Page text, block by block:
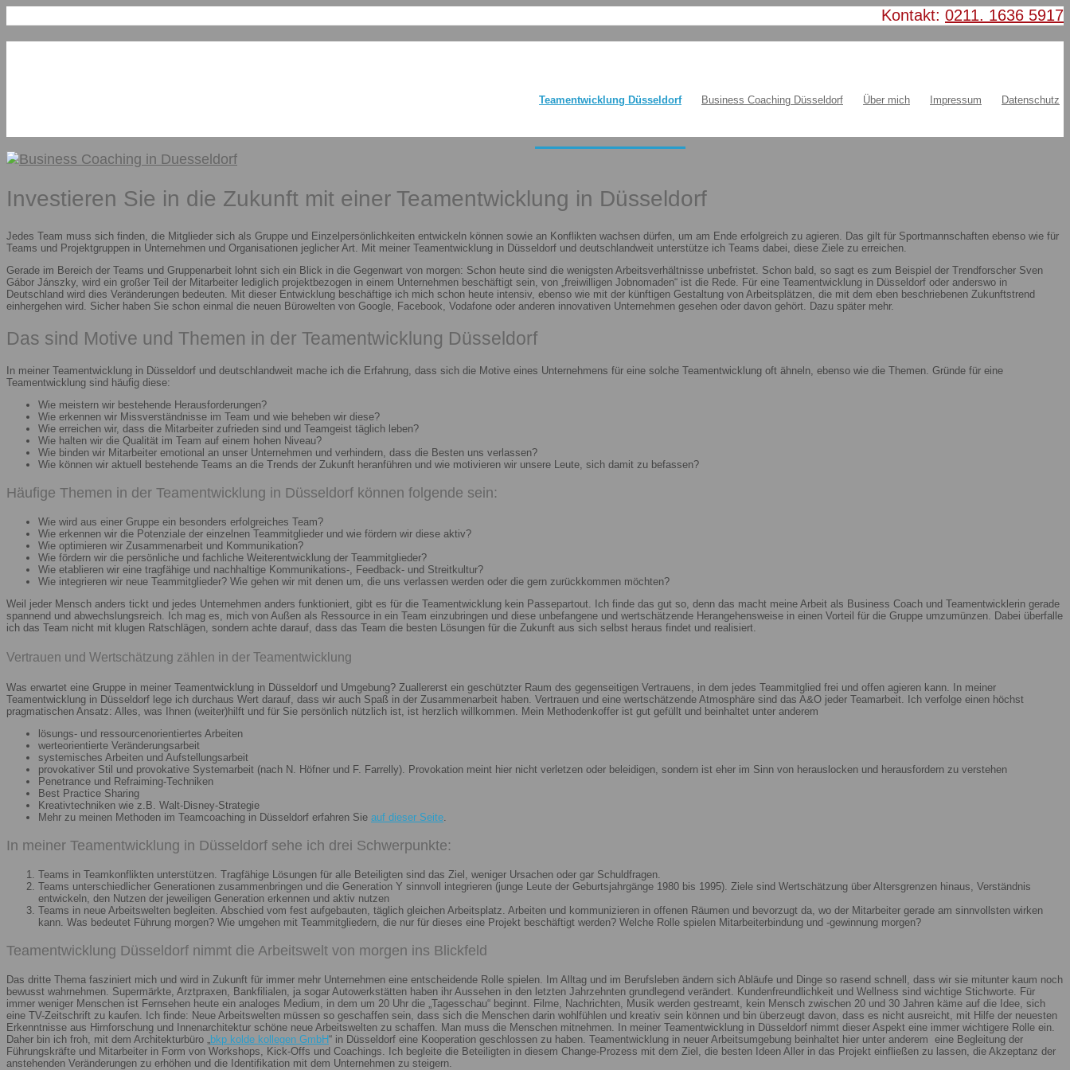
Kontakt: 0211. 1636 5917
Teamentwicklung Düsseldorf Business Coaching Düsseldorf Über mich Impressum Datenschutz
Investieren Sie in die Zukunft mit einer Teamentwicklung in Düsseldorf
Jedes Team muss sich finden, die Mitglieder sich als Gruppe und Einzelpersönlichkeiten entwickeln können sowie an Konflikten wachsen dürfen, um am Ende erfolgreich zu agieren. Das gilt für Sportmannschaften ebenso wie für
Teams und Projektgruppen in Unternehmen und Organisationen jeglicher Art. Mit meiner Teamentwicklung in Düsseldorf und deutschlandweit unterstütze ich Teams dabei, diese Ziele zu erreichen.
Gerade im Bereich der Teams und Gruppenarbeit lohnt sich ein Blick in die Gegenwart von morgen: Schon heute sind die wenigsten Arbeitsverhältnisse unbefristet. Schon bald, so sagt es zum Beispiel der Trendforscher Sven
Gábor Jánszky, wird ein großer Teil der Mitarbeiter lediglich projektbezogen in einem Unternehmen beschäftigt sein, von „freiwilligen Jobnomaden“ ist die Rede. Für eine Teamentwicklung in Düsseldorf oder anderswo in
Deutschland wird dies Veränderungen bedeuten. Mit dieser Entwicklung beschäftige ich mich schon heute intensiv, ebenso wie mit der künftigen Gestaltung von Arbeitsplätzen, die mit dem eben beschriebenen Zukunftstrend
einhergehen wird. Sicher haben Sie schon einmal die neuen Bürowelten von Google, Facebook, Vodafone oder anderen innovativen Unternehmen gesehen oder davon gehört. Dazu später mehr.
Das sind Motive und Themen in der Teamentwicklung Düsseldorf
In meiner Teamentwicklung in Düsseldorf und deutschlandweit mache ich die Erfahrung, dass sich die Motive eines Unternehmens für eine solche Teamentwicklung oft ähneln, ebenso wie die Themen. Gründe für eine
Teamentwicklung sind häufig diese:
Wie meistern wir bestehende Herausforderungen?
Wie erkennen wir Missverständnisse im Team und wie beheben wir diese?
Wie erreichen wir, dass die Mitarbeiter zufrieden sind und Teamgeist täglich leben?
Wie halten wir die Qualität im Team auf einem hohen Niveau?
Wie binden wir Mitarbeiter emotional an unser Unternehmen und verhindern, dass die Besten uns verlassen?
Wie können wir aktuell bestehende Teams an die Trends der Zukunft heranführen und wie motivieren wir unsere Leute, sich damit zu befassen?
Häufige Themen in der Teamentwicklung in Düsseldorf können folgende sein:
Wie wird aus einer Gruppe ein besonders erfolgreiches Team?
Wie erkennen wir die Potenziale der einzelnen Teammitglieder und wie fördern wir diese aktiv?
Wie optimieren wir Zusammenarbeit und Kommunikation?
Wie fördern wir die persönliche und fachliche Weiterentwicklung der Teammitglieder?
Wie etablieren wir eine tragfähige und nachhaltige Kommunikations-, Feedback- und Streitkultur?
Wie integrieren wir neue Teammitglieder? Wie gehen wir mit denen um, die uns verlassen werden oder die gern zurückkommen möchten?
Weil jeder Mensch anders tickt und jedes Unternehmen anders funktioniert, gibt es für die Teamentwicklung kein Passepartout. Ich finde das gut so, denn das macht meine Arbeit als Business Coach und Teamentwicklerin gerade
spannend und abwechslungsreich. Ich mag es, mich von Außen als Ressource in ein Team einzubringen und diese unbefangene und wertschätzende Herangehensweise in einen Vorteil für die Gruppe umzumünzen. Dabei überfalle
ich das Team nicht mit klugen Ratschlägen, sondern achte darauf, dass das Team die besten Lösungen für die Zukunft aus sich selbst heraus findet und realisiert.
Vertrauen und Wertschätzung zählen in der Teamentwicklung
Was erwartet eine Gruppe in meiner Teamentwicklung in Düsseldorf und Umgebung? Zuallererst ein geschützter Raum des gegenseitigen Vertrauens, in dem jedes Teammitglied frei und offen agieren kann. In meiner
Teamentwicklung in Düsseldorf lege ich durchaus Wert darauf, dass wir auch Spaß in der Zusammenarbeit haben. Vertrauen und eine wertschätzende Atmosphäre sind das A&O jeder Teamarbeit. Ich verfolge einen höchst
pragmatischen Ansatz: Alles, was Ihnen (weiter)hilft und für Sie persönlich nützlich ist, ist herzlich willkommen. Mein Methodenkoffer ist gut gefüllt und beinhaltet unter anderem
lösungs- und ressourcenorientiertes Arbeiten
werteorientierte Veränderungsarbeit
systemisches Arbeiten und Aufstellungsarbeit
provokativer Stil und provokative Systemarbeit (nach N. Höfner und F. Farrelly). Provokation meint hier nicht verletzen oder beleidigen, sondern ist eher im Sinn von herauslocken und herausfordern zu verstehen
Penetrance und Refraiming-Techniken
Best Practice Sharing
Kreativtechniken wie z.B. Walt-Disney-Strategie
Mehr zu meinen Methoden im Teamcoaching in Düsseldorf erfahren Sie auf dieser Seite.
In meiner Teamentwicklung in Düsseldorf sehe ich drei Schwerpunkte:
Teams in Teamkonflikten unterstützen. Tragfähige Lösungen für alle Beteiligten sind das Ziel, weniger Ursachen oder gar Schuldfragen.
Teams unterschiedlicher Generationen zusammenbringen und die Generation Y sinnvoll integrieren (junge Leute der Geburtsjahrgänge 1980 bis 1995). Ziele sind Wertschätzung über Altersgrenzen hinaus, Verständnis
entwickeln, den Nutzen der jeweiligen Generation erkennen und aktiv nutzen
Teams in neue Arbeitswelten begleiten. Abschied vom fest aufgebauten, täglich gleichen Arbeitsplatz. Arbeiten und kommunizieren in offenen Räumen und bevorzugt da, wo der Mitarbeiter gerade am sinnvollsten wirken
kann. Was bedeutet Führung morgen? Wie umgehen mit Teammitgliedern, die nur für dieses eine Projekt beschäftigt werden? Welche Rolle spielen Mitarbeiterbindung und -gewinnung morgen?
Teamentwicklung Düsseldorf nimmt die Arbeitswelt von morgen ins Blickfeld
Das dritte Thema fasziniert mich und wird in Zukunft für immer mehr Unternehmen eine entscheidende Rolle spielen. Im Alltag und im Berufsleben ändern sich Abläufe und Dinge so rasend schnell, dass wir sie mitunter kaum noch
bewusst wahrnehmen. Supermärkte, Arztpraxen, Bankfilialen, ja sogar Autowerkstätten haben ihr Aussehen in den letzten Jahrzehnten grundlegend verändert. Kundenfreundlichkeit und Wellness sind wichtige Stichworte. Für
immer weniger Menschen ist Fernsehen heute ein analoges Medium, in dem um 20 Uhr die „Tagesschau“ beginnt. Filme, Nachrichten, Musik werden gestreamt, kein Mensch zwischen 20 und 30 Jahren käme auf die Idee, sich
eine TV-Zeitschrift zu kaufen. Ich finde: Neue Arbeitswelten müssen so geschaffen sein, dass sich die Menschen darin wohlfühlen und kreativ sein können und bin überzeugt davon, dass es nicht ausreicht, mit Hilfe der neuesten
Erkenntnisse aus Hirnforschung und Innenarchitektur schöne neue Arbeitswelten zu schaffen. Man muss die Menschen mitnehmen. In meiner Teamentwicklung in Düsseldorf nimmt dieser Aspekt eine immer wichtigere Rolle ein.
Daher bin ich froh, mit dem Architekturbüro „bkp kolde kollegen GmbH“ in Düsseldorf eine Kooperation geschlossen zu haben. Teamentwicklung in neuer Arbeitsumgebung beinhaltet hier unter anderem eine Begleitung der
Führungskräfte und Mitarbeiter in Form von Workshops, Kick-Offs und Coachings. Ich begleite die Beteiligten in diesem Change-Prozess mit dem Ziel, die besten Ideen Aller in das Projekt einfließen zu lassen, die Akzeptanz der
anstehenden Veränderungen zu erhöhen und die Identifikation mit dem Unternehmen zu steigern.